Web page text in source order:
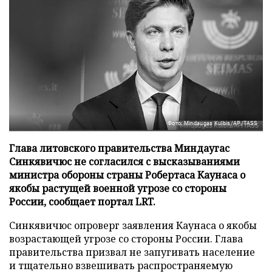
Фото: Mindaugas Kulbis/AP/TASS
Глава литовского правительства Миндаугас
Синкявичюс не согласился с высказываниями
министра обороны страны Робертаса Каунаса о
якобы растущей военной угрозе со стороны
России, сообщает портал LRT.
Синкявичюс опроверг заявления Каунаса о якобы
возрастающей угрозе со стороны России. Глава
правительства призвал не запугивать население
и тщательно взвешивать распространяемую